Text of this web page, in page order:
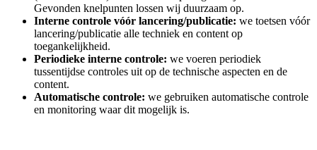
Gevonden knelpunten lossen wij duurzaam op.
Interne controle vóór lancering/publicatie: we toetsen vóór
lancering/publicatie alle techniek en content op
toegankelijkheid.
Periodieke interne controle: we voeren periodiek
tussentijdse controles uit op de technische aspecten en de
content.
Automatische controle: we gebruiken automatische controle
en monitoring waar dit mogelijk is.